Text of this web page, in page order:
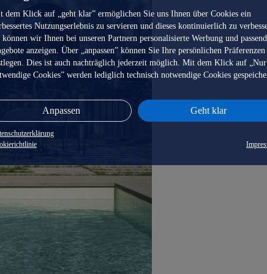
dem Klick auf „geht klar” ermöglichen Sie uns Ihnen über Cookies ein
Nutzungserlebnis zu servieren und dieses kontinuierlich zu
können wir Ihnen bei unseren Partnern personalisierte Werbung und
anzeigen. Über „anpassen” können Sie Ihre persönlichen Präferenzen
Dies ist auch nachträglich jederzeit möglich. Mit dem Klick auf „Nur
Cookies” werden lediglich technisch notwendige Cookies
Anpassen Geht klar